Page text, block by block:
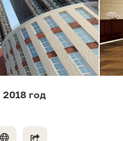
2018 год